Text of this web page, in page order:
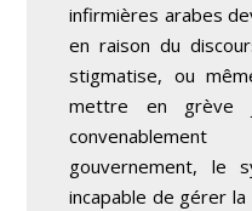
infirmières arabes
en raison du
stigmatise, ou
mettre en grève
gouvernement, le
incapable de gérer